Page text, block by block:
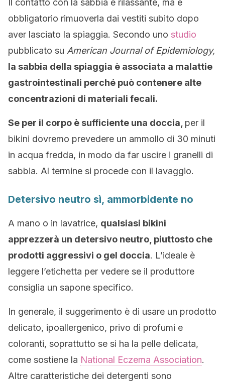
Il contatto con la sabbia è rilassante, ma è
obbligatorio rimuoverla dai vestiti subito dopo
aver lasciato la spiaggia. Secondo uno studio
pubblicato su American Journal of Epidemiology,
la sabbia della spiaggia è associata a malattie
gastrointestinali perché può contenere alte
concentrazioni di materiali fecali.
Se per il corpo è sufficiente una doccia, per il
bikini dovremo prevedere un ammollo di 30 minuti
in acqua fredda, in modo da far uscire i granelli di
sabbia. Al termine si procede con il lavaggio.
Detersivo neutro sì, ammorbidente no
A mano o in lavatrice, qualsiasi bikini
apprezzerà un detersivo neutro, piuttosto che
prodotti aggressivi o gel doccia. L’ideale è
leggere l’etichetta per vedere se il produttore
consiglia un sapone specifico.
In generale, il suggerimento è di usare un prodotto
delicato, ipoallergenico, privo di profumi e
coloranti, soprattutto se si ha la pelle delicata,
come sostiene la National Eczema Association.
Altre caratteristiche dei detergenti sono